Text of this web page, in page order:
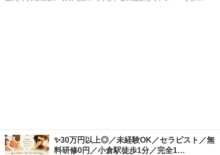
✨30万円以上◎／未経験OK／セラピスト／無
料研修0円／小倉駅徒歩1分／完全1…